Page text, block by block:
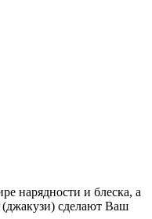
нарядности и блеска, а
(джакузи) сделают Ваш